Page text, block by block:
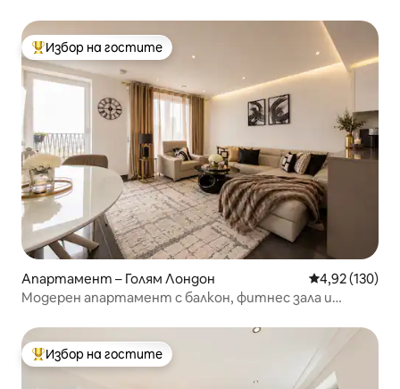
Най-популярен избор на гостите
Избор на гостите
Апартамент – Голям Лондон Средна
4,92 (130)
Модерен апартамент с балкон, фитнес зала и
Най-популярен избор на гостите
Избор на гостите